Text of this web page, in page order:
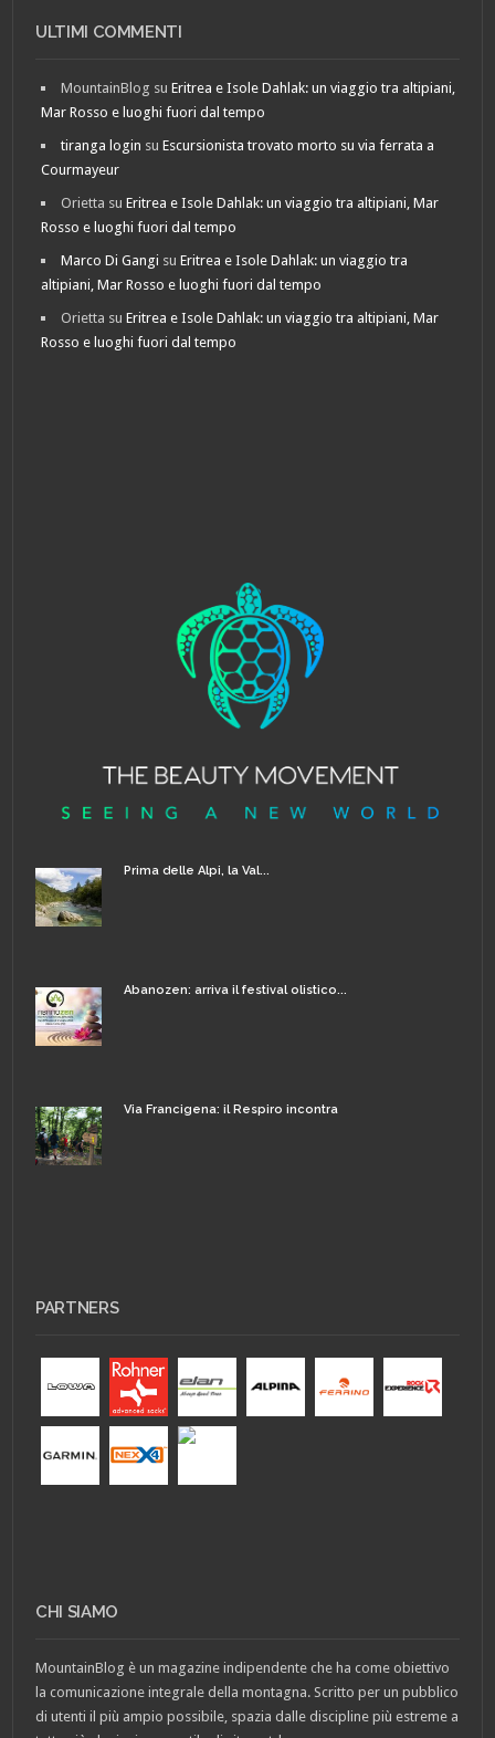
ULTIMI COMMENTI
MountainBlog suEritrea e Isole Dahlak: un viaggio tra altipiani,
Mar Rosso e luoghi fuori dal tempo
tiranga login suEscursionista trovato morto su via ferrata a
Courmayeur
Orietta suEritrea e Isole Dahlak: un viaggio tra altipiani, Mar
Rosso e luoghi fuori dal tempo
Marco Di Gangi suEritrea e Isole Dahlak: un viaggio tra
altipiani, Mar Rosso e luoghi fuori dal tempo
Orietta suEritrea e Isole Dahlak: un viaggio tra altipiani, Mar
Rosso e luoghi fuori dal tempo
Prima delle Alpi, la Val...
Abanozen: arriva il festival olistico...
Via Francigena: il Respiro incontra
PARTNERS
CHI SIAMO
MountainBlog è un magazine indipendente che ha come obiettivo
la comunicazione integrale della montagna. Scritto per un pubblico
di utenti il più ampio possibile, spazia dalle discipline più estreme a